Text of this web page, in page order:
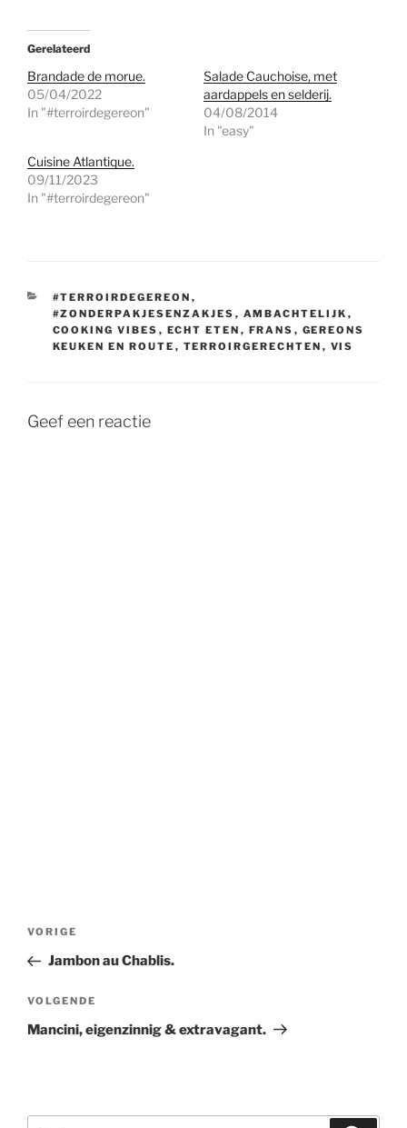
Gerelateerd
Brandade de morue.
05/04/2022
In "#terroirdegereon"
Salade Cauchoise, met
aardappels en selderij.
04/08/2014
In "easy"
Cuisine Atlantique.
09/11/2023
In "#terroirdegereon"
CATEGORIEËN
#TERROIRDEGEREON ,
#ZONDERPAKJESENZAKJES , AMBACHTELIJK ,
COOKING VIBES , ECHT ETEN , FRANS , GEREONS
KEUKEN EN ROUTE , TERROIRGERECHTEN , VIS
Geef een reactie
Bericht
Vorig
bericht
VORIGE
Jambon au Chablis.
Volgend
bericht
VOLGENDE
Mancini, eigenzinnig & extravagant.